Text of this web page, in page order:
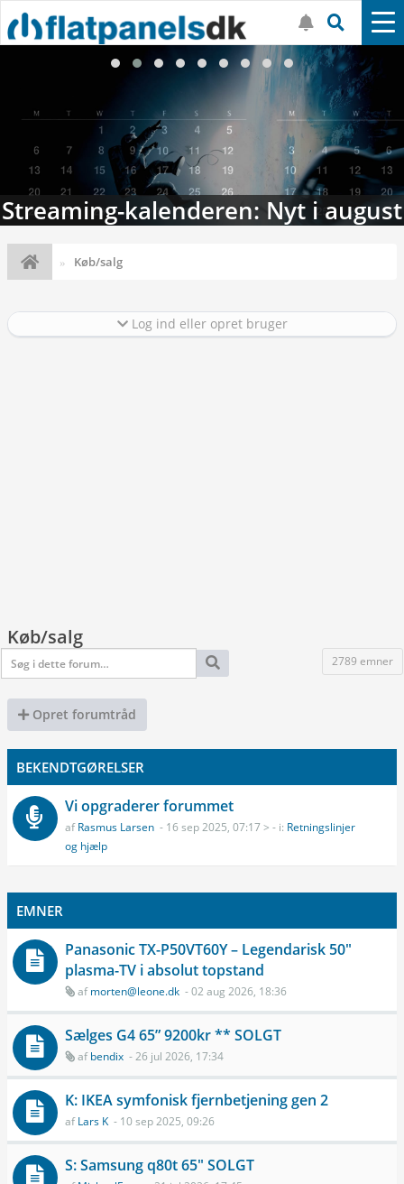
Streaming-kalenderen: Nyt i august
Køb/salg
Log ind eller opret bruger
Køb/salg
2789 emner
Opret forumtråd
BEKENDTGØRELSER
Vi opgraderer forummet
afRasmus Larsen - 16 sep 2025, 07:17 > - i: Retningslinjer
og hjælp
EMNER
Panasonic TX-P50VT60Y – Legendarisk 50"
plasma-TV i absolut topstand
afmorten@leone.dk - 02 aug 2026, 18:36
Sælges G4 65” 9200kr ** SOLGT
afbendix - 26 jul 2026, 17:34
K: IKEA symfonisk fjernbetjening gen 2
afLars K - 10 sep 2025, 09:26
S: Samsung q80t 65" SOLGT